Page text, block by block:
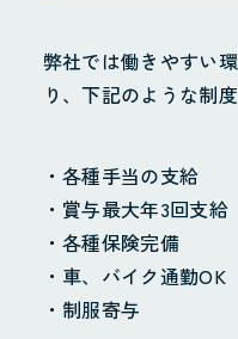
弊社では働きやすい
り、下記のような制
・各種手当の支給
・賞与最大年3回支給
・各種保険完備
・車、バイク通勤OK
・制服寄与